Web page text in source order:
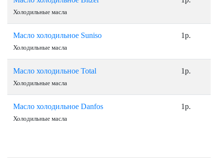
Холодильные масла
Масло холодильное Suniso
Холодильные масла
1р.
Масло холодильное Total
Холодильные масла
1р.
Масло холодильное Danfos
Холодильные масла
1р.